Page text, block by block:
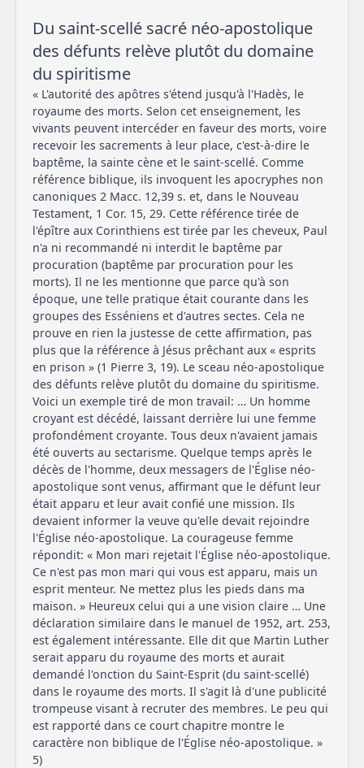
Du saint-scellé sacré néo-apostolique
des défunts relève plutôt du domaine
du spiritisme
« L'autorité des apôtres s'étend jusqu'à l'Hadès, le
royaume des morts. Selon cet enseignement, les
vivants peuvent intercéder en faveur des morts, voire
recevoir les sacrements à leur place, c'est-à-dire le
baptême, la sainte cène et le saint-scellé. Comme
référence biblique, ils invoquent les apocryphes non
canoniques 2 Macc. 12,39 s. et, dans le Nouveau
Testament, 1 Cor. 15, 29. Cette référence tirée de
l'épître aux Corinthiens est tirée par les cheveux, Paul
n'a ni recommandé ni interdit le baptême par
procuration (baptême par procuration pour les
morts). Il ne les mentionne que parce qu'à son
époque, une telle pratique était courante dans les
groupes des Esséniens et d'autres sectes. Cela ne
prouve en rien la justesse de cette affirmation, pas
plus que la référence à Jésus prêchant aux « esprits
en prison » (1 Pierre 3, 19). Le sceau néo-apostolique
des défunts relève plutôt du domaine du spiritisme.
Voici un exemple tiré de mon travail: … Un homme
croyant est décédé, laissant derrière lui une femme
profondément croyante. Tous deux n'avaient jamais
été ouverts au sectarisme. Quelque temps après le
décès de l'homme, deux messagers de l'Église néo-
apostolique sont venus, affirmant que le défunt leur
était apparu et leur avait confié une mission. Ils
devaient informer la veuve qu'elle devait rejoindre
l'Église néo-apostolique. La courageuse femme
répondit: « Mon mari rejetait l'Église néo-apostolique.
Ce n'est pas mon mari qui vous est apparu, mais un
esprit menteur. Ne mettez plus les pieds dans ma
maison. » Heureux celui qui a une vision claire … Une
déclaration similaire dans le manuel de 1952, art. 253,
est également intéressante. Elle dit que Martin Luther
serait apparu du royaume des morts et aurait
demandé l'onction du Saint-Esprit (du saint-scellé)
dans le royaume des morts. Il s'agit là d'une publicité
trompeuse visant à recruter des membres. Le peu qui
est rapporté dans ce court chapitre montre le
caractère non biblique de l'Église néo-apostolique. »
5)